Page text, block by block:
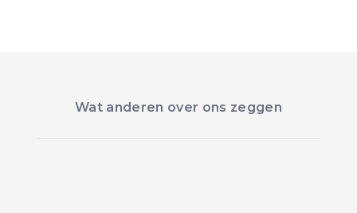
Wat anderen over ons zeggen